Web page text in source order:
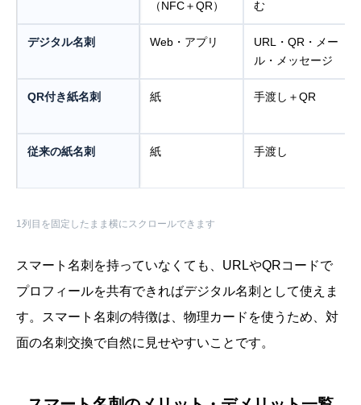
（NFC＋QR） む
デジタル名刺 Web・アプリ
URL・QR・メー
ル・メッセージ
QR付き紙名刺 紙 手渡し＋QR
従来の紙名刺 紙 手渡し
1列目を固定したまま横にスクロールできます
スマート名刺を持っていなくても、URLやQRコードで
プロフィールを共有できればデジタル名刺として使えま
す。スマート名刺の特徴は、物理カードを使うため、対
面の名刺交換で自然に見せやすいことです。